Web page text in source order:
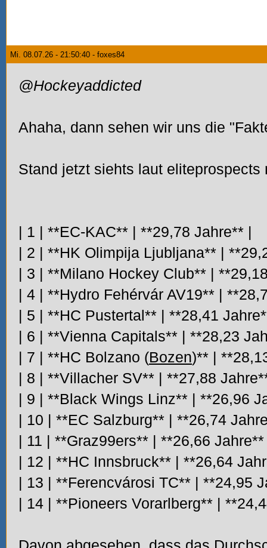
Mi. 08.07.26 - 21:50:40 - foxes84
@Hockeyaddicted
Ahaha, dann sehen wir uns die
Stand jetzt siehts laut eliteprospects
| 1 | **EC-KAC** | **29,78 Jahre** |
| 2 | **HK Olimpija Ljubljana** |
| 3 | **Milano Hockey Club** |
| 4 | **Hydro Fehérvár AV19** |
| 5 | **HC Pustertal** | **28,41
| 6 | **Vienna Capitals** | **28,23
| 7 | **HC Bolzano (Bozen)** |
| 8 | **Villacher SV** | **27,88
| 9 | **Black Wings Linz** | **26,96
| 10 | **EC Salzburg** | **26,74
| 11 | **Graz99ers** | **26,66
| 12 | **HC Innsbruck** | **26,64
| 13 | **Ferencvárosi TC** | **24,95
| 14 | **Pioneers Vorarlberg** |